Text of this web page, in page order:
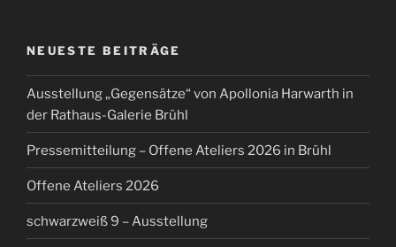
NEUESTE BEITRÄGE
Ausstellung „Gegensätze“ von Apollonia Harwarth in
der Rathaus-Galerie Brühl
Pressemitteilung – Offene Ateliers 2026 in Brühl
Offene Ateliers 2026
schwarzweiß 9 – Ausstellung